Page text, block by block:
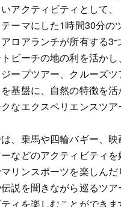
アクティビティとして、
テーマにした1時間30分の
ロアランチが所有する3
ビーチの地の利を活か
ープツアー、クルーズツ
基盤に、自然の特徴を
なエクスペリエンスツア
、乗馬や四輪バギー、
などのアクティビティを
リンスポーツを楽しん
説を聞きながら巡るツ
ィを楽しむことができ